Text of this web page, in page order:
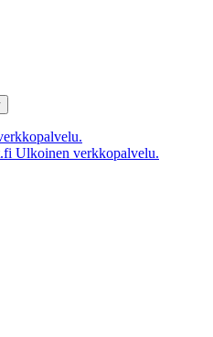
Ulkoinen verkkopalvelu.